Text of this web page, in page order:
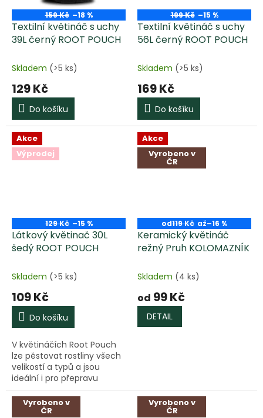
159 Kč –18 %
Textilní květináč s uchy
39L černý ROOT POUCH
Skladem (>5 ks)
129 Kč
Do košíku
199 Kč –15 %
Textilní květináč s uchy
56L černý ROOT POUCH
Skladem (>5 ks)
169 Kč
Do košíku
Akce
Výprodej
129 Kč –15 %
Látkový květinač 30L
šedý ROOT POUCH
Skladem (>5 ks)
109 Kč
Do košíku
V květináčích Root Pouch
lze pěstovat rostliny všech
velikostí a typů a jsou
ideální i pro přepravu
rostlin, protože jsou lehké,
odolné a mají držadla pro
přenášení. Rostliny a...
Akce
Vyrobeno v
ČR
od119 Kč až–16 %
Keramický květináč
režný Pruh KOLOMAZNÍK
Skladem (4 ks)
od 99 Kč
DETAIL
Vyrobeno v
ČR
Vyrobeno v
ČR